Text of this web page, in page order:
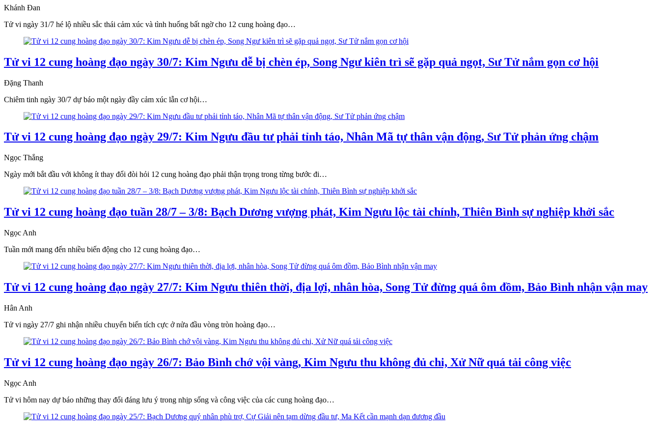
Khánh Đan
Tử vi ngày 31/7 hé lộ nhiều sắc thái cảm xúc và tình huống bất ngờ cho 12 cung hoàng đạo…
Tử vi 12 cung hoàng đạo ngày 30/7: Kim Ngưu dễ bị chèn ép, Song Ngư kiên trì sẽ gặp quả ngọt, Sư Tử nắm gọn cơ hội
Đặng Thanh
Chiêm tinh ngày 30/7 dự báo một ngày đầy cảm xúc lẫn cơ hội…
Tử vi 12 cung hoàng đạo ngày 29/7: Kim Ngưu đầu tư phải tỉnh táo, Nhân Mã tự thân vận động, Sư Tử phản ứng chậm
Ngọc Thắng
Ngày mới bắt đầu với không ít thay đổi đòi hỏi 12 cung hoàng đạo phải thận trọng trong từng bước đi…
Tử vi 12 cung hoàng đạo tuần 28/7 – 3/8: Bạch Dương vượng phát, Kim Ngưu lộc tài chính, Thiên Bình sự nghiệp khởi sắc
Ngọc Anh
Tuần mới mang đến nhiều biến động cho 12 cung hoàng đạo…
Tử vi 12 cung hoàng đạo ngày 27/7: Kim Ngưu thiên thời, địa lợi, nhân hòa, Song Tử đừng quá ôm đồm, Bảo Bình nhận vận may
Hân Anh
Tử vi ngày 27/7 ghi nhận nhiều chuyển biến tích cực ở nửa đầu vòng tròn hoàng đạo…
Tử vi 12 cung hoàng đạo ngày 26/7: Bảo Bình chớ vội vàng, Kim Ngưu thu không đủ chi, Xử Nữ quá tải công việc
Ngọc Anh
Tử vi hôm nay dự báo những thay đổi đáng lưu ý trong nhịp sống và công việc của các cung hoàng đạo…